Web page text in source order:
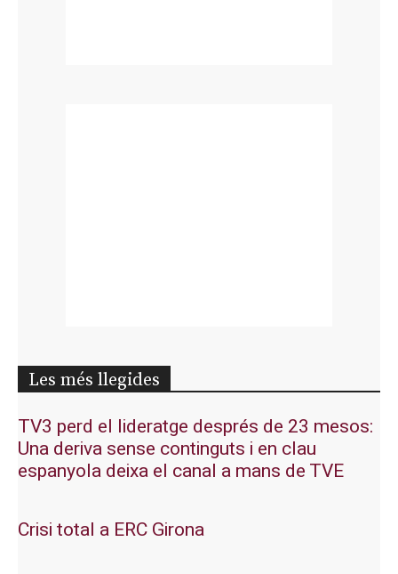
Les més llegides
TV3 perd el lideratge després de 23 mesos:
Una deriva sense continguts i en clau
espanyola deixa el canal a mans de TVE
Crisi total a ERC Girona